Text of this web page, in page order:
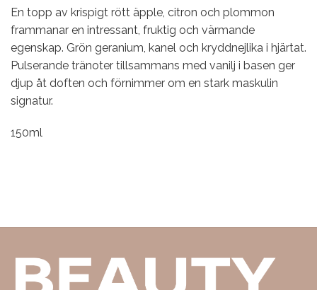
En topp av krispigt rött äpple, citron och plommon
frammanar en intressant, fruktig och värmande
egenskap. Grön geranium, kanel och kryddnejlika i hjärtat.
Pulserande tränoter tillsammans med vanilj i basen ger
djup åt doften och förnimmer om en stark maskulin
signatur.
150ml